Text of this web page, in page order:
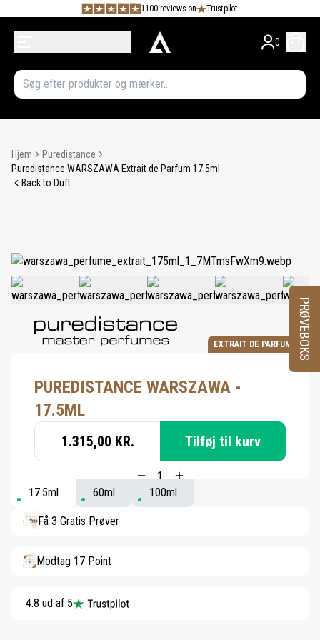
1100 reviews on Trustpilot
0
Hjem
Puredistance
Puredistance WARSZAWA Extrait de Parfum 17.5ml
Back to Duft
EXTRAIT DE PARFUM
PUREDISTANCE WARSZAWA -
17.5ML
1.315,00 KR. Tilføj til kurv
17.5ml 60ml 100ml
Få 3 Gratis Prøver
Modtag 17 Point
4.8 ud af 5
PRØVEBOKS